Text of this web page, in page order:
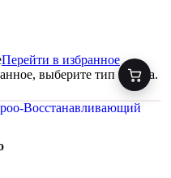
Перейти в избранное
выберите тип товара.